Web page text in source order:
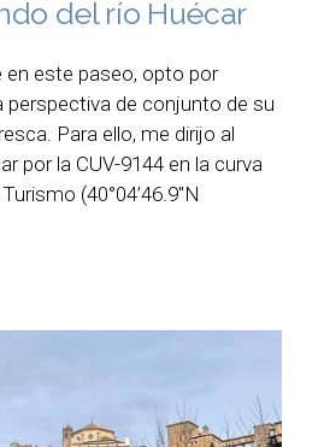
del río Huécar
en este paseo, opto por
perspectiva de conjunto de su
Para ello, me dirijo al
por la CUV-9144 en la curva
(40°04’46.9″N